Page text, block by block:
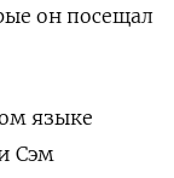
он посещал
языке
Сэм